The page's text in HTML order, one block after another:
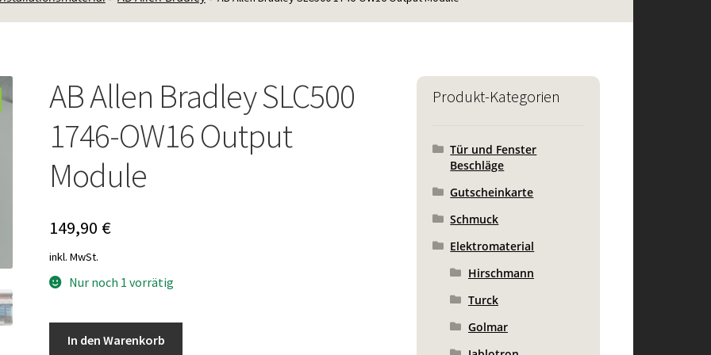
AB Allen Bradley SLC500
1746-OW16 Output
Module
149,90 €
inkl. MwSt.
Nur noch 1 vorrätig
In den Warenkorb
Produkt-Kategorien
Tür und Fenster
Beschläge
Gutscheinkarte
Schmuck
Elektromaterial
Hirschmann
Turck
Golmar